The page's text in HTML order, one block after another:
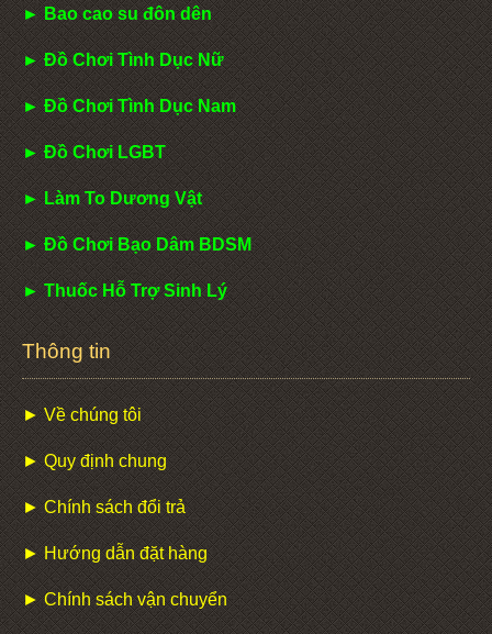
► Bao cao su đôn dên
► Đồ Chơi Tình Dục Nữ
► Đồ Chơi Tình Dục Nam
► Đồ Chơi LGBT
► Làm To Dương Vật
► Đồ Chơi Bạo Dâm BDSM
► Thuốc Hỗ Trợ Sinh Lý
Thông tin
► Về chúng tôi
► Quy định chung
► Chính sách đổi trả
► Hướng dẫn đặt hàng
► Chính sách vận chuyển